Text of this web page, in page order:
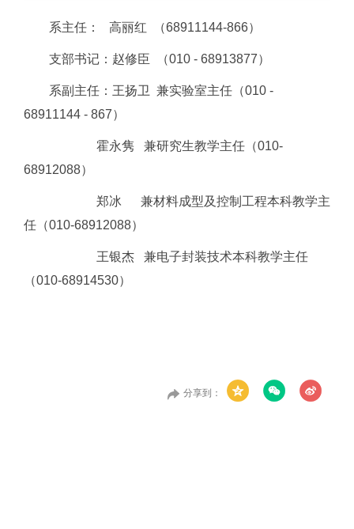
系主任： 高丽红 （68911144-866）
支部书记：赵修臣 （010 - 68913877）
系副主任：王扬卫 兼实验室主任（010 -
68911144 - 867）
霍永隽 兼研究生教学主任（010-
68912088）
郑冰 兼材料成型及控制工程本科教学主
任（010-68912088）
王银杰 兼电子封装技术本科教学主任
（010-68914530）
分享到：